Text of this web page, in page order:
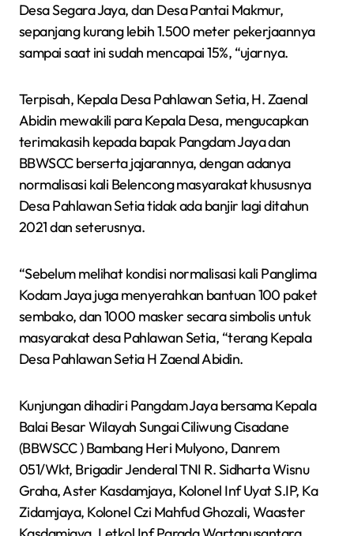
Desa Segara Jaya, dan Desa Pantai Makmur,
sepanjang kurang lebih 1.500 meter pekerjaannya
sampai saat ini sudah mencapai 15%, “ujarnya.
Terpisah, Kepala Desa Pahlawan Setia, H. Zaenal
Abidin mewakili para Kepala Desa, mengucapkan
terimakasih kepada bapak Pangdam Jaya dan
BBWSCC berserta jajarannya, dengan adanya
normalisasi kali Belencong masyarakat khususnya
Desa Pahlawan Setia tidak ada banjir lagi ditahun
2021 dan seterusnya.
“Sebelum melihat kondisi normalisasi kali Panglima
Kodam Jaya juga menyerahkan bantuan 100 paket
sembako, dan 1000 masker secara simbolis untuk
masyarakat desa Pahlawan Setia, “terang Kepala
Desa Pahlawan Setia H Zaenal Abidin.
Kunjungan dihadiri Pangdam Jaya bersama Kepala
Balai Besar Wilayah Sungai Ciliwung Cisadane
(BBWSCC ) Bambang Heri Mulyono, Danrem
051/Wkt, Brigadir Jenderal TNI R. Sidharta Wisnu
Graha, Aster Kasdamjaya, Kolonel Inf Uyat S.IP, Ka
Zidamjaya, Kolonel Czi Mahfud Ghozali, Waaster